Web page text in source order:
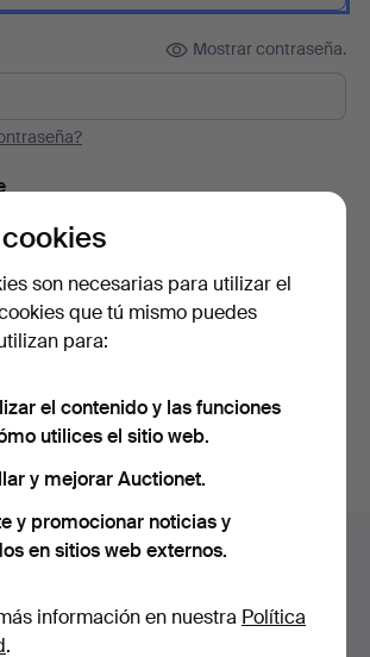
Mostrar contraseña.
sesión a través de Facebook
subastas
son necesarias para utilizar el
que tú mismo puedes
para:
el contenido y las funciones
utilices el sitio web.
y mejorar Auctionet.
y promocionar noticias y
en sitios web externos.
información en nuestra Política
.